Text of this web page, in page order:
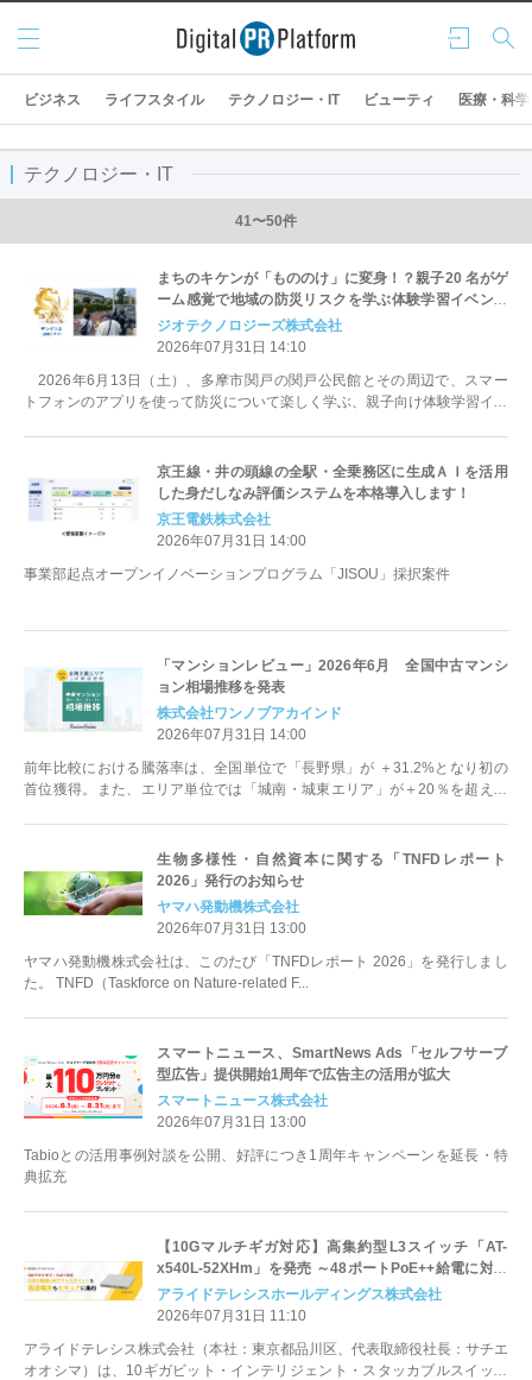
ログ
イン
検索
メニ
ュー
ビジネス ライフスタイル テクノロジー・IT ビューティ 医療・科学
テクノロジー・IT
41〜50件
まちのキケンが「もののけ」に変身！？親子20 名がゲ
ーム感覚で地域の防災リスクを学ぶ体験学習イベント
「もののけコレクト」を東京都多摩市で開催
ジオテクノロジーズ株式会社
2026年07月31日 14:10
2026年6月13日（土）、多摩市関戸の関戸公民館とその周辺で、スマー
トフォンのアプリを使って防災について楽しく学ぶ、親子向け体験学習イベ
京王線・井の頭線の全駅・全乗務区に生成ＡＩを活用
した身だしなみ評価システムを本格導入します！
京王電鉄株式会社
2026年07月31日 14:00
事業部起点オープンイノベーションプログラム「JISOU」採択案件
「マンションレビュー」2026年6月 全国中古マンシ
ョン相場推移を発表
株式会社ワンノブアカインド
2026年07月31日 14:00
前年比較における騰落率は、全国単位で「長野県」が ＋31.2%となり初の
首位獲得。また、エリア単位では「城南・城東エリア」が＋20％を超え、
生物多様性・自然資本に関する「TNFDレポート
2026」発行のお知らせ
ヤマハ発動機株式会社
2026年07月31日 13:00
ヤマハ発動機株式会社は、このたび「TNFDレポート 2026」を発行しまし
た。 TNFD（Taskforce on Nature-related F...
スマートニュース、SmartNews Ads「セルフサーブ
型広告」提供開始1周年で広告主の活用が拡大
スマートニュース株式会社
2026年07月31日 13:00
Tabioとの活用事例対談を公開、好評につき1周年キャンペーンを延長・特
典拡充
【10Gマルチギガ対応】高集約型L3スイッチ「AT-
x540L-52XHm」を発売 ～48ポートPoE++給電に対応
し、多様なデバイスを柔軟に収容～
アライドテレシスホールディングス株式会社
2026年07月31日 11:10
アライドテレシス株式会社（本社：東京都品川区、代表取締役社長：サチエ
オオシマ）は、10ギガビット・インテリジェント・スタッカブルスイッチ